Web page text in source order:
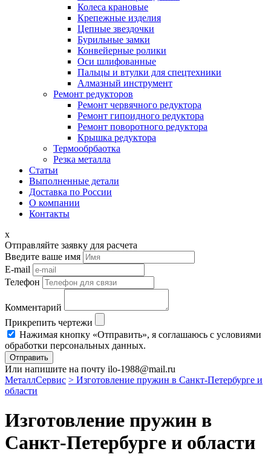
Колеса крановые
Крепежные изделия
Цепные звездочки
Бурильные замки
Конвейерные ролики
Оси шлифованные
Пальцы и втулки для спецтехники
Алмазный инструмент
Ремонт редукторов
Ремонт червячного редуктора
Ремонт гипоидного редуктора
Ремонт поворотного редуктора
Крышка редуктора
Термообрбаотка
Резка металла
Статьи
Выполненные детали
Доставка по России
О компании
Контакты
x
Отправляйте заявку для расчета
Введите ваше имя
E-mail
Телефон
Комментарий
Прикрепить чертежи
Нажимая кнопку «Отправить», я соглашаюсь с условиями
обработки персональных данных.
Отправить
Или напишите на почту ilo-1988@mail.ru
МеталлСервис > Изготовление пружин в Санкт-Петербурге и
области
Изготовление пружин в
Санкт-Петербурге и области